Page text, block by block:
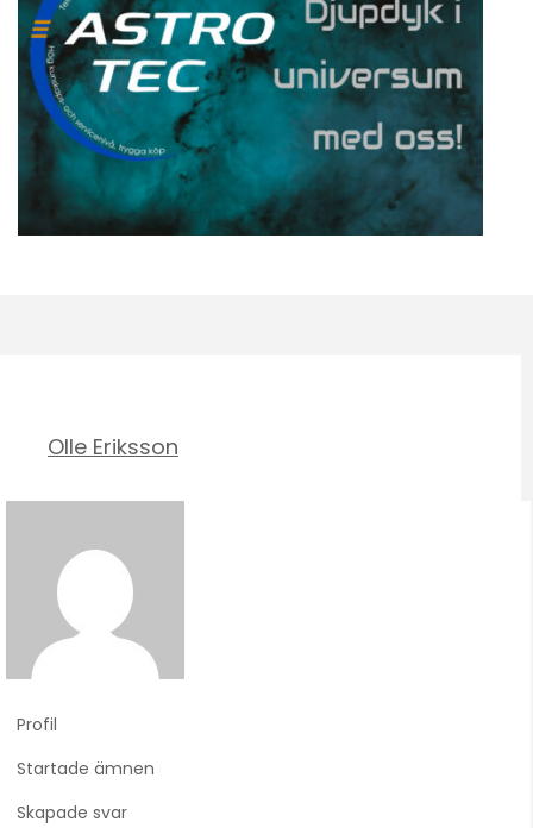
Olle Eriksson
Profil
Startade ämnen
Skapade svar